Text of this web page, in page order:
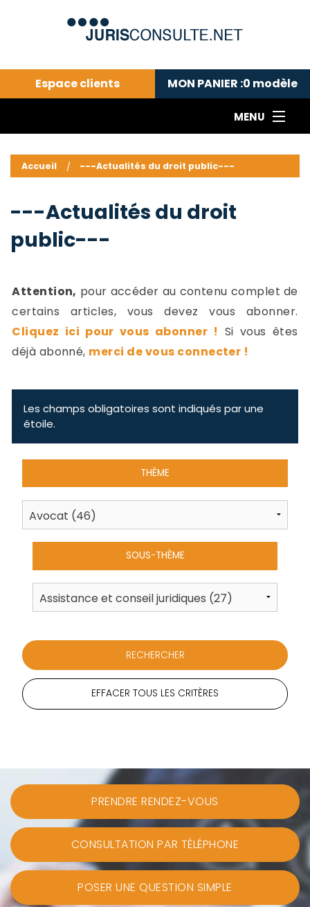
Espace clients MON PANIER :0 modèle
MENU
---Actualités du droit public---
Droit pénal---
Droit privé ---
Abonnement aux actualités
Accueil ---Actualités du droit public---
---Actualités du droit
public---
Attention, pour accéder au contenu complet de
certains articles, vous devez vous abonner.
Cliquez ici pour vous abonner ! Si vous êtes
déjà abonné, merci de vous connecter !
Les champs obligatoires sont indiqués par une
étoile.
THÈME
SOUS-THÈME
EFFACER TOUS LES CRITÈRES
PRENDRE RENDEZ-VOUS
CONSULTATION PAR TÉLÉPHONE
POSER UNE QUESTION SIMPLE